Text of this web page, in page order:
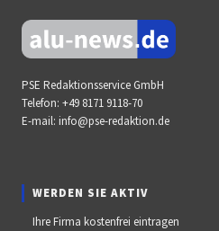
PSE Redaktionsservice GmbH
Telefon: +49 8171 9118-70
E-mail: info@pse-redaktion.de
WERDEN SIE AKTIV
Ihre Firma kostenfrei eintragen